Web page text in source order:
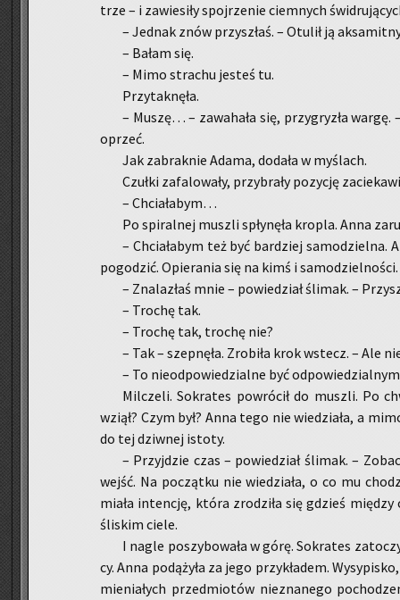
trze – i za­wie­si­ły spoj­rze­nie ciem­nych
– Jed­nak znów przy­szłaś. – Otu­lił ją
– Bałam się.
– Mimo stra­chu je­steś tu.
Przy­tak­nę­ła.
– Muszę… – za­wa­ha­ła się, przy­gry­zła
oprzeć.
Jak za­brak­nie Adama, do­da­ła w my­ślach.
Czuł­ki za­fa­lo­wa­ły, przy­bra­ły po­zy­cję
– Chcia­ła­bym…
Po spi­ral­nej musz­li spły­nę­ła kro­pla. Anna
– Chcia­ła­bym też być bar­dziej sa­mo­dziel­na.
po­go­dzić. Opie­ra­nia się na kimś i sa­mo­dziel­no­ści.
– Zna­la­złaś mnie – po­wie­dział śli­mak. –
– Tro­chę tak.
– Tro­chę tak, tro­chę nie?
– Tak – szep­nę­ła. Zro­bi­ła krok wstecz. – Ale
– To nie­od­po­wie­dzial­ne być
Mil­cze­li. So­kra­tes po­wró­cił do musz­li. Po
wziął? Czym był? Anna tego nie wie­dzia­ła, a
do tej dziw­nej isto­ty.
– Przyj­dzie czas – po­wie­dział śli­mak. –
wejść. Na po­cząt­ku nie wie­dzia­ła, o co mu
mia­ła in­ten­cję, która zro­dzi­ła się gdzieś
śli­skim ciele.
I nagle po­szy­bo­wa­ła w górę. So­kra­tes
cy. Anna po­dą­ży­ła za jego przy­kła­dem.
mie­nia­łych przed­mio­tów nie­zna­ne­go